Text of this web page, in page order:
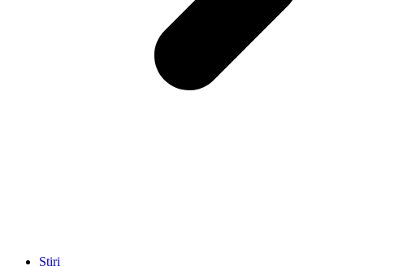
Știri